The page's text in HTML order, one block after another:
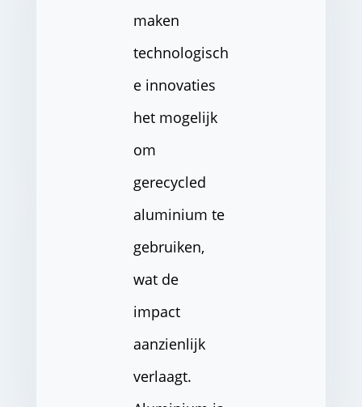
maken
technologisch
e innovaties
het mogelijk
om
gerecycled
aluminium te
gebruiken,
wat de
impact
aanzienlijk
verlaagt.